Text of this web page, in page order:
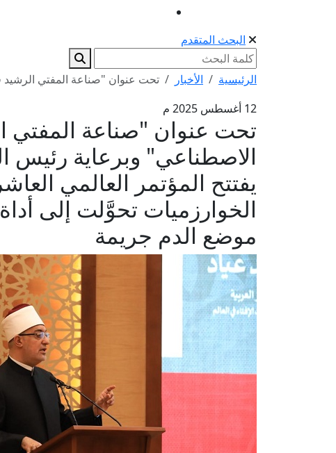
البحث المتقدم
الرئيسية الأخبار
تحت عنوان "صناعة المفتي
12 أغسطس 2025 م
تحت عنوان "صناعة المفتي
الاصطناعي" وبرعاية رئيس
يفتتح المؤتمر العالمي
الخوارزميات تحوَّلت إلى
موضع الدم جريمة